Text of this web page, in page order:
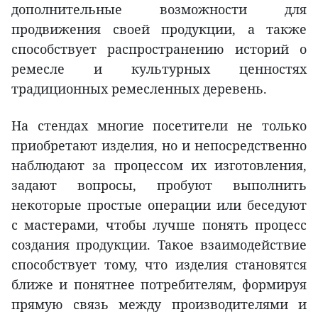
дополнительные возможности для
продвижения своей продукции, а также
способствует распространению историй о
ремесле и культурных ценностях
традиционных ремесленных деревень.
На стендах многие посетители не только
приобретают изделия, но и непосредственно
наблюдают за процессом их изготовления,
задают вопросы, пробуют выполнить
некоторые простые операции или беседуют
с мастерами, чтобы лучше понять процесс
создания продукции. Такое взаимодействие
способствует тому, что изделия становятся
ближе и понятнее потребителям, формируя
прямую связь между производителями и